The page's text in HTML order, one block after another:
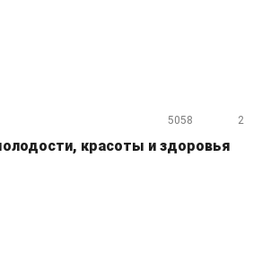
2
5058
красоты и здоровья